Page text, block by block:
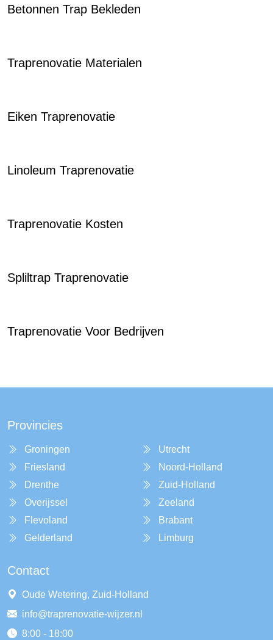
Betonnen Trap Bekleden
Traprenovatie Materialen
Eiken Traprenovatie
Linoleum Traprenovatie
Traprenovatie Kosten
Spliltrap Traprenovatie
Traprenovatie Voor Bedrijven
Provincies
Groningen
Friesland
Drenthe
Overijssel
Flevoland
Gelderland
Utrecht
Noord-Holland
Zuid-Holland
Zeeland
Brabant
Limburg
Contact
Oude Wetering, Zuid-Holland
info@traprenovatie-wijzer.nl
8:00 - 18:00